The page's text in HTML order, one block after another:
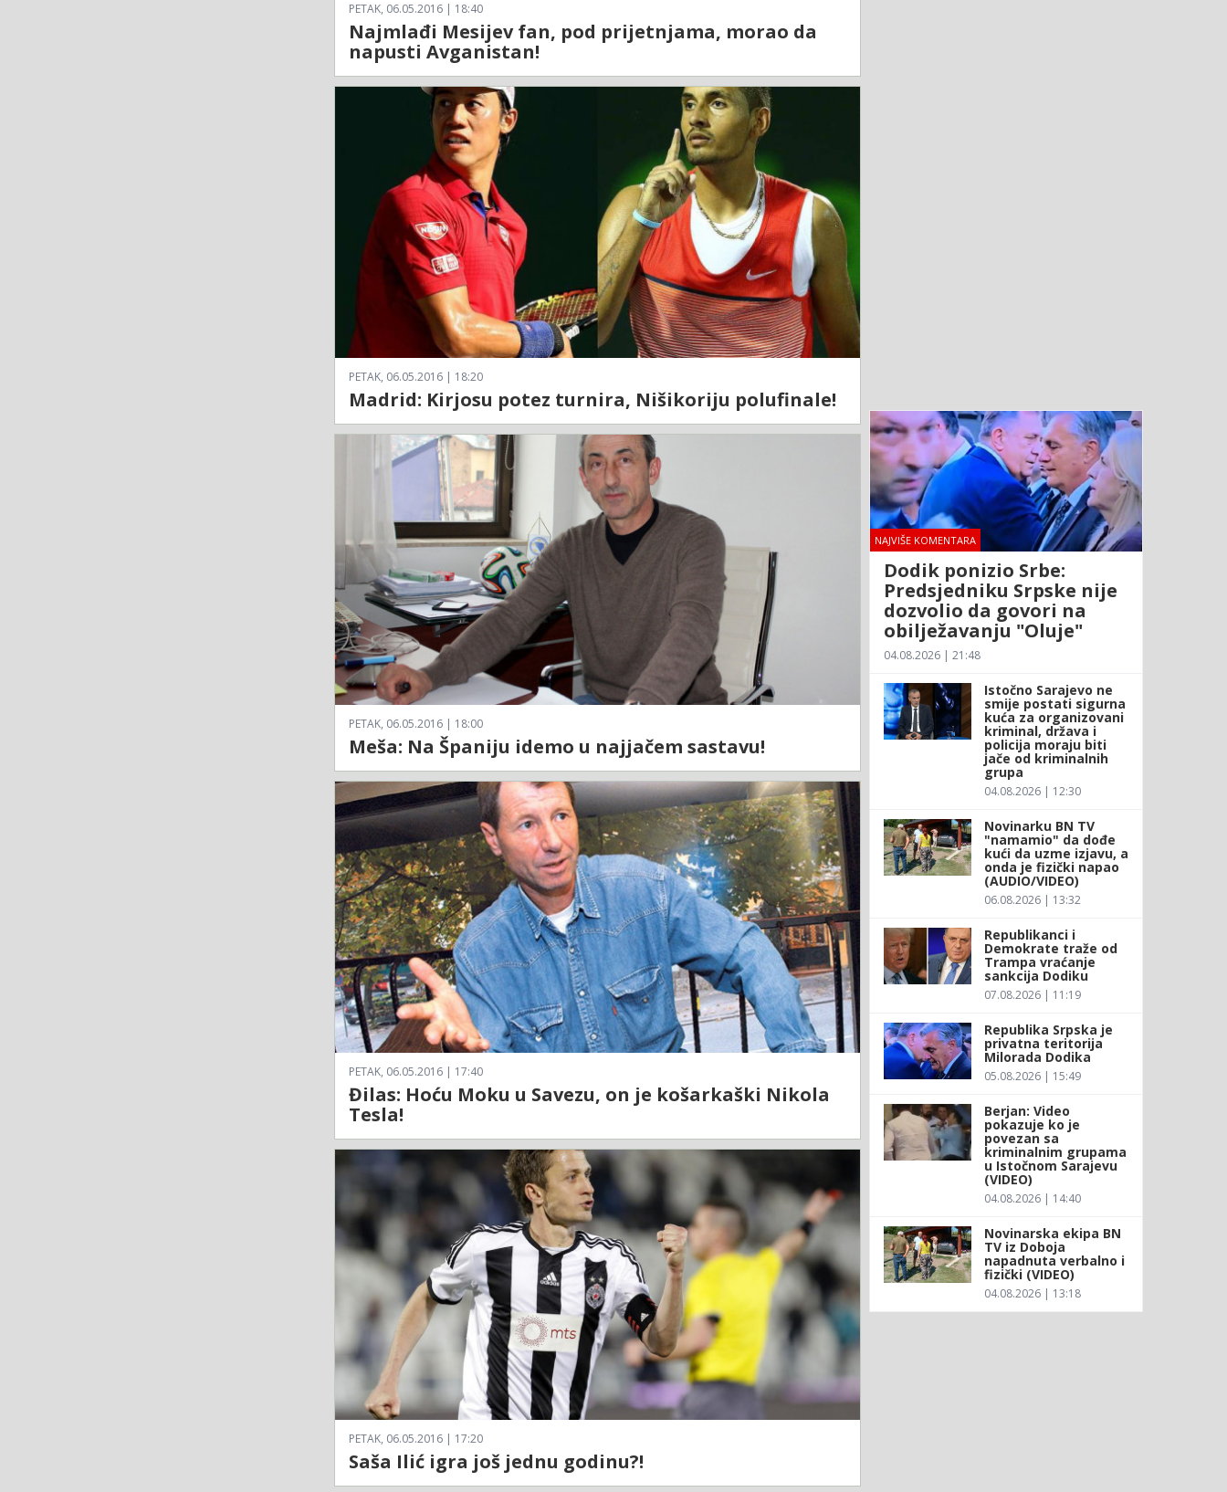
PETAK, 06.05.2016 | 18:40
Najmlađi Mesijev fan, pod prijetnjama, morao da
napusti Avganistan!
PETAK, 06.05.2016 | 18:20
Madrid: Kirjosu potez turnira, Nišikoriju polufinale!
PETAK, 06.05.2016 | 18:00
Meša: Na Španiju idemo u najjačem sastavu!
PETAK, 06.05.2016 | 17:40
Đilas: Hoću Moku u Savezu, on je košarkaški Nikola
Tesla!
PETAK, 06.05.2016 | 17:20
Saša Ilić igra još jednu godinu?!
NAJVIŠE KOMENTARA
Dodik ponizio Srbe:
Predsjedniku Srpske nije
dozvolio da govori na
obilježavanju "Oluje"
04.08.2026 | 21:48
Istočno Sarajevo ne
smije postati sigurna
kuća za organizovani
kriminal, država i
policija moraju biti
jače od kriminalnih
grupa
04.08.2026 | 12:30
Novinarku BN TV
"namamio" da dođe
kući da uzme izjavu, a
onda je fizički napao
(AUDIO/VIDEO)
06.08.2026 | 13:32
Republikanci i
Demokrate traže od
Trampa vraćanje
sankcija Dodiku
07.08.2026 | 11:19
Republika Srpska je
privatna teritorija
Milorada Dodika
05.08.2026 | 15:49
Berjan: Video
pokazuje ko je
povezan sa
kriminalnim grupama
u Istočnom Sarajevu
(VIDEO)
04.08.2026 | 14:40
Novinarska ekipa BN
TV iz Doboja
napadnuta verbalno i
fizički (VIDEO)
04.08.2026 | 13:18